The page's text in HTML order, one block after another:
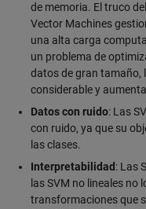
de memoria. El truco
Vector Machines
una alta carga
un problema de
datos de gran tamaño,
considerable y
Datos con ruido: Las
con ruido, ya que su
las clases.
Interpretabilidad : Las
las SVM no lineales no
transformaciones que